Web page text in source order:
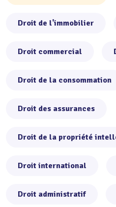
Droit de l'immobilier
Droit commercial
Droit de la consommation
Droit des assurances
Droit de la propriété
Droit international
Droit administratif